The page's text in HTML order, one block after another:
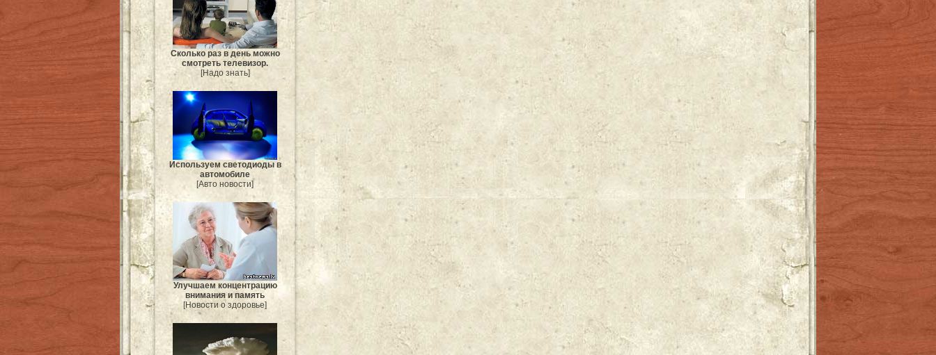
Сколько раз в день можно
смотреть телевизор.
[Надо знать]
Используем светодиоды в
автомобиле
[Авто новости]
Улучшаем концентрацию
внимания и память
[Новости о здоровье]